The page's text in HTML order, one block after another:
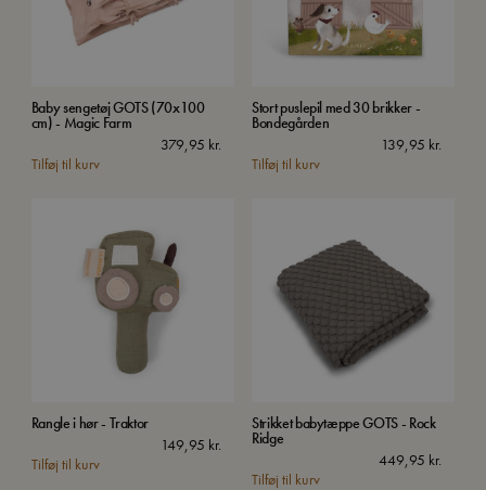
Baby sengetøj GOTS (70x100
cm) - Magic Farm
379,95 kr.
Tilføj til kurv
Stort puslepil med 30 brikker -
Bondegården
139,95 kr.
Tilføj til kurv
Rangle i hør - Traktor
149,95 kr.
Tilføj til kurv
Strikket babytæppe GOTS - Rock
Ridge
449,95 kr.
Tilføj til kurv